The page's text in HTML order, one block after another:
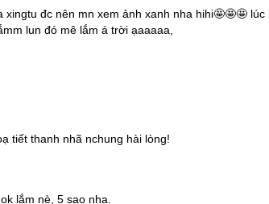
đc nên mn xem ảnh xanh nha hihi🤩🤩🤩
lun đó mê lắm á trời ạaaaaa,
tiết thanh nhã nchung hài lòng!
lắm nè, 5 sao nha.